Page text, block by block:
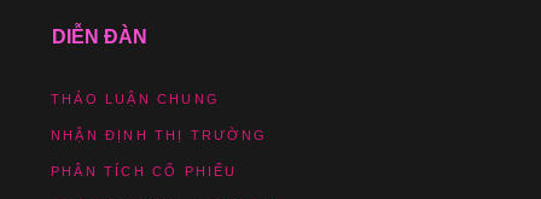
DIỄN ĐÀN
THẢO LUẬN CHUNG
NHẬN ĐỊNH THỊ TRƯỜNG
PHÂN TÍCH CỔ PHIẾU